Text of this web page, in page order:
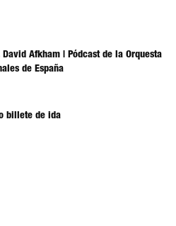
Afkham | Pódcast de la Orquesta
de España
billete de ida